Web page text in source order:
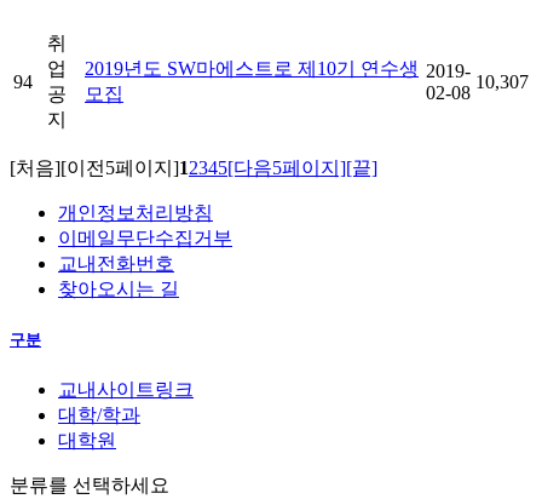
94
취
업
공
지
2019년도 SW마에스트로 제10기 연수생
모집
2019-
02-08
10,307
[처음][이전5페이지]12345[다음5페이지][끝]
개인정보처리방침
이메일무단수집거부
교내전화번호
찾아오시는 길
구분
교내사이트링크
대학/학과
대학원
분류를 선택하세요